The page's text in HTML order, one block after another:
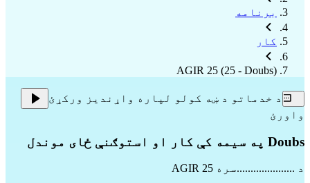
برنامه
کار
AGIR 25 (25 - Doubs)
د خدماتو د ښه کولو لپاره واړندیز ورکړئ
واورئ
Doubs په سیمه کې کار او استوګنې ځای موندل
د .....................سره AGIR 25